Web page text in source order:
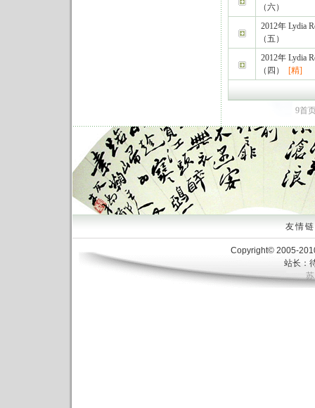
（六）
2012年 Lydia
（五）
2012年 Lydia
（四）
[精]
9首
友情
Copyright© 2005-
站长：